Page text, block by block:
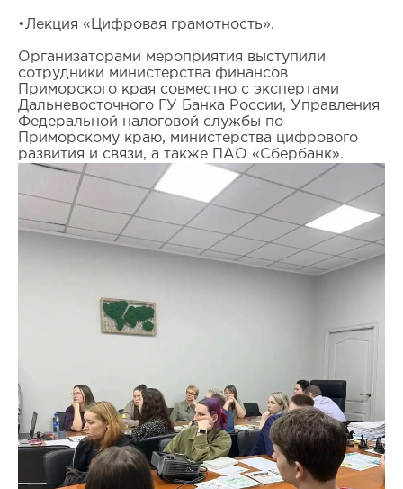
•Лекция «Цифровая грамотность».
Организаторами мероприятия выступили
сотрудники министерства финансов
Приморского края совместно с экспертами
Дальневосточного ГУ Банка России, Управления
Федеральной налоговой службы по
Приморскому краю, министерства цифрового
развития и связи, а также ПАО «Сбербанк».